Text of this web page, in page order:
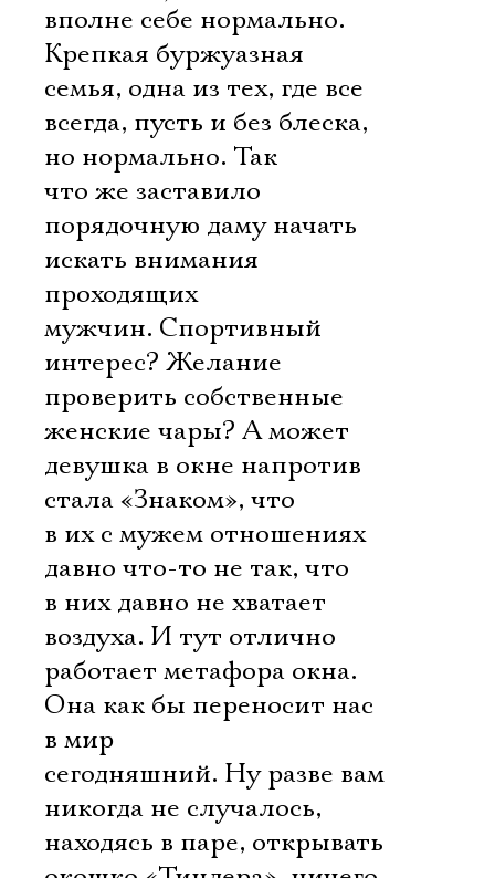
вполне себе нормально.
Крепкая буржуазная
семья, одна из тех, где все
всегда, пусть и без блеска,
но нормально. Так
что же заставило
порядочную даму начать
искать внимания
проходящих
мужчин. Спортивный
интерес? Желание
проверить собственные
женские чары? А может
девушка в окне напротив
стала «Знаком», что
в их с мужем отношениях
давно что-то не так, что
в них давно не хватает
воздуха. И тут отлично
работает метафора окна.
Она как бы переносит нас
в мир
сегодняшний. Ну разве вам
никогда не случалось,
находясь в паре, открывать